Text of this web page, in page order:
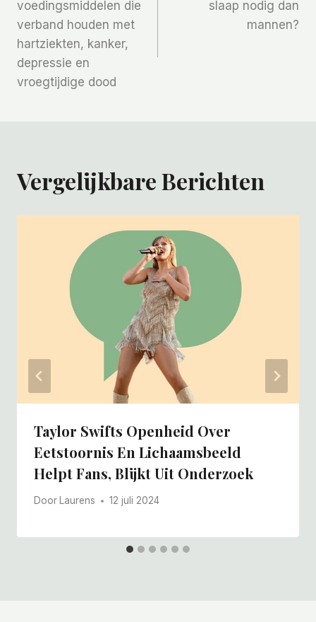
voedingsmiddelen die
verband houden met
hartziekten, kanker,
depressie en
vroegtijdige dood
slaap nodig dan
mannen?
Vergelijkbare Berichten
Taylor Swifts Openheid Over
Eetstoornis En Lichaamsbeeld
Helpt Fans, Blijkt Uit Onderzoek
Door Laurens 12 juli 2024